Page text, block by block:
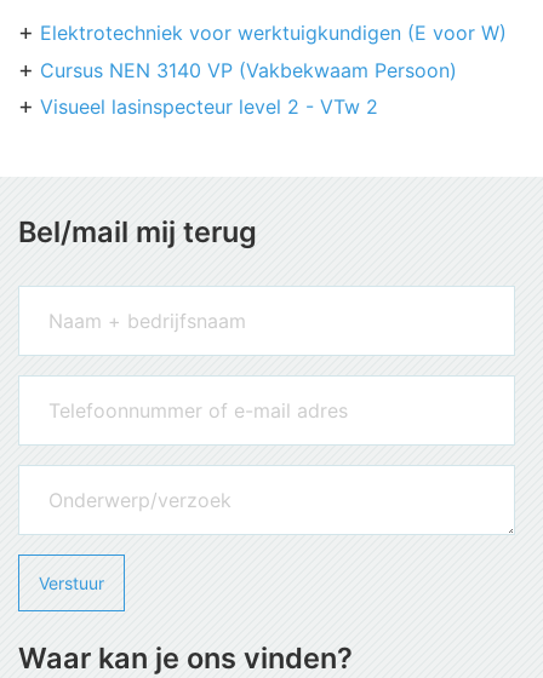
Elektrotechniek voor werktuigkundigen (E voor W)
Cursus NEN 3140 VP (Vakbekwaam Persoon)
Visueel lasinspecteur level 2 - VTw 2
Bel/mail mij terug
Waar kan je ons vinden?